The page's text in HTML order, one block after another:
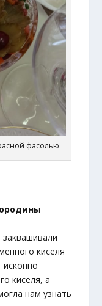
фасолью
заквашивали
киселя
киселя, а
нам узнать